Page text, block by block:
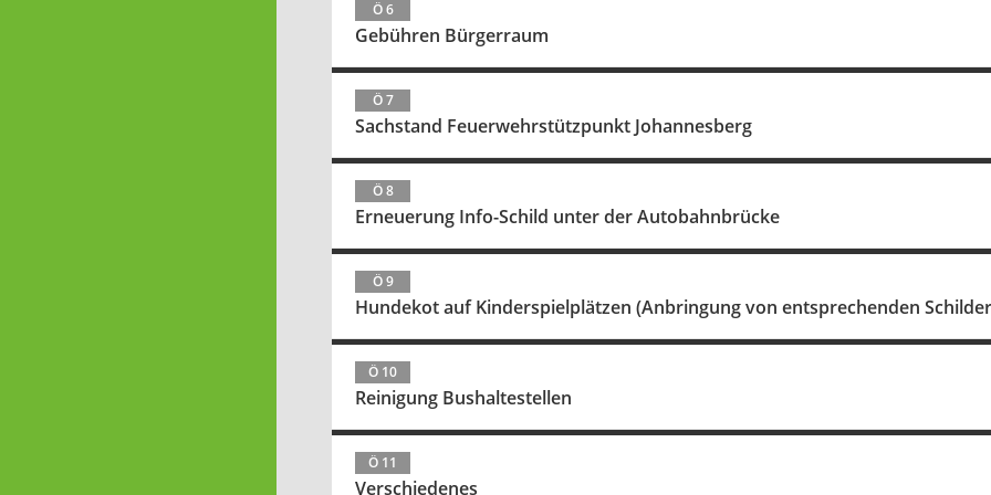
Ö 6
Gebühren Bürgerraum
Ö 7
Sachstand Feuerwehrstützpunkt Johannesberg
Ö 8
Erneuerung Info-Schild unter der Autobahnbrücke
Ö 9
Hundekot auf Kinderspielplätzen (Anbringung von entsprechenden
Ö 10
Reinigung Bushaltestellen
Ö 11
Verschiedenes